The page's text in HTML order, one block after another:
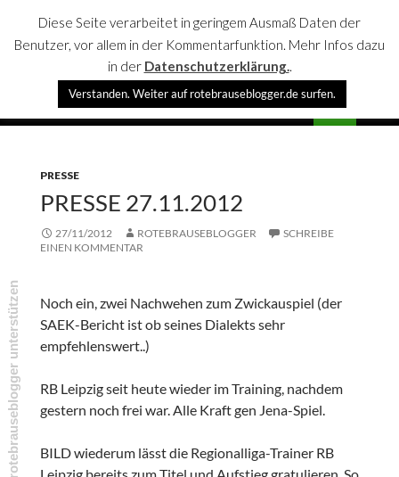
rotebrauseblogger
SPRINGE
PRESSE
PRESSE 27.11.2012
27/11/2012 ROTEBRAUSEBLOGGER
SCHREIBE
EINEN KOMMENTAR
Noch ein, zwei Nachwehen zum Zwickauspiel (der
SAEK-Bericht ist ob seines Dialekts sehr
empfehlenswert..)
RB Leipzig seit heute wieder im Training, nachdem
gestern noch frei war. Alle Kraft gen Jena-Spiel.
BILD wiederum lässt die Regionalliga-Trainer RB
Diese Seite verarbeitet in geringem Ausmaß Daten der
Benutzer, vor allem in der Kommentarfunktion. Mehr Infos dazu
in der Datenschutzerklärung..
Verstanden. Weiter auf rotebrauseblogger.de surfen.
rotebrauseblogger unterstützen